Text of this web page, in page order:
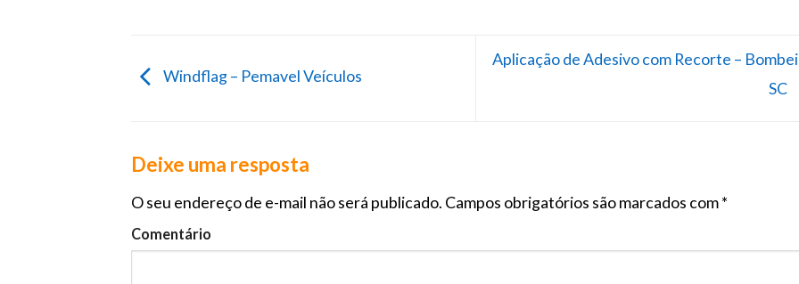
Windflag – Pemavel Veículos
Aplicação de Adesivo com Recorte –
SC
Deixe uma resposta
O seu endereço de e-mail não será publicado. Campos obrigatórios são marcados com*
Comentário